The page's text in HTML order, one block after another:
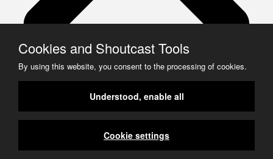
Cookies and Shoutcast Tools
By using this website, you consent to the processing of cookies.
Understood, enable all
Cookie settings